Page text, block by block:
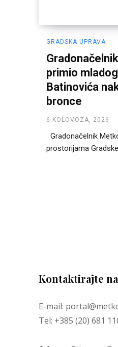
GRADSKA UPRAVA
primio
Batinovića
bronce
6 KOLOVOZA, 2026
Gradonačelnik
prostorijama
Kontaktirajte
E-mail:
Tel: +385 (20) 681